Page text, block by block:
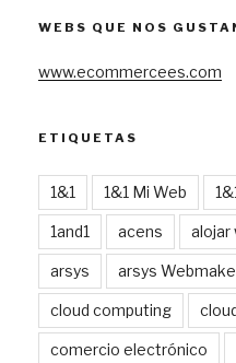
WEBS QUE NOS
www.ecommercees.com
ETIQUETAS
1&1 1&1 Mi Web
1and1 acens alojar
arsys arsys
cloud computing
comercio electrónico